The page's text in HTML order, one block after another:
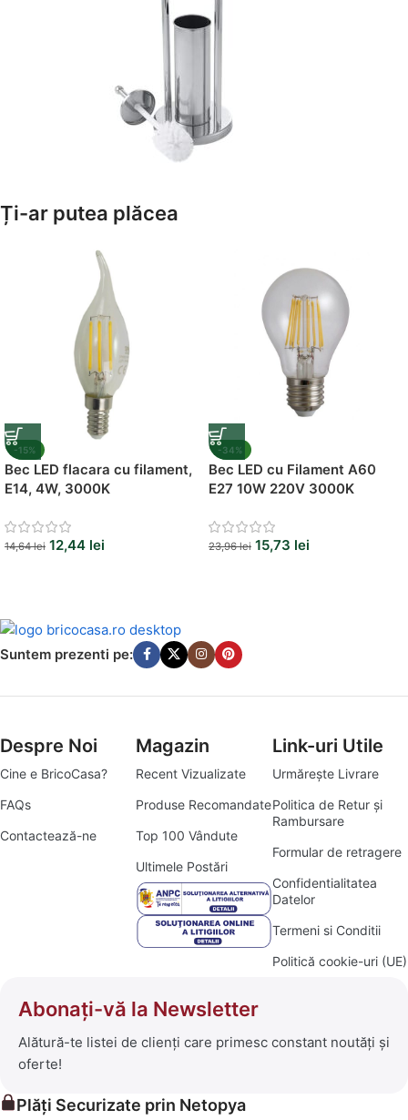
Suporți Hârtie Igenică
Vezi Oferta
Ți-ar putea plăcea
-15%
Bec LED flacara cu filament,
E14, 4W, 3000K
14,64lei 12,44 lei
-34%
Bec LED cu Filament A60
E27 10W 220V 3000K
23,96lei 15,73 lei
Suntem prezenti pe:
Despre Noi
Cine e BricoCasa?
FAQs
Contactează-ne
Magazin
Recent Vizualizate
Produse Recomandate
Top 100 Vândute
Ultimele Postări
Link-uri Utile
Urmărește Livrare
Politica de Retur și
Rambursare
Formular de retragere
Confidentialitatea
Datelor
Termeni si Conditii
Politică cookie-uri (UE)
Abonați-vă la Newsletter
Alătură-te listei de clienți care primesc constant noutăți și
oferte!
Plăți Securizate prin Netopya